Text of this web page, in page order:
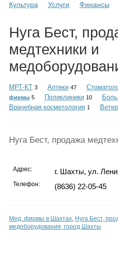
Карты
Культура
Услуги Финансы
Нуга Бест,
медтехники и
МРТ-КТ 3 Аптеки 47
фирмы 5 Поликлиники 10
Врачебная косметология 1
Нуга Бест, продажа
Адрес: г. Шахты, ул.
Телефон: (8636) 22-05-45
Мед. фирмы в Шахтах, Нуга Бест,
медоборудования, город Шахты